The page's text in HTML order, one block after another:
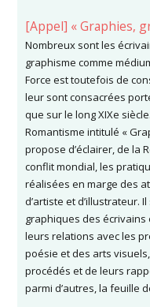
[Appel] « Graphies,
Nombreux sont les
graphisme comme
Force est toutefois de
leur sont consacrées
que sur le long XIXe
Romantisme intitulé «
propose d’éclairer, de la
conflit mondial, les
réalisées en marge des
d’artiste et d’illustrateur.
graphiques des écrivains
leurs relations avec les
poésie et des arts
procédés et de leurs
parmi d’autres, la feuille